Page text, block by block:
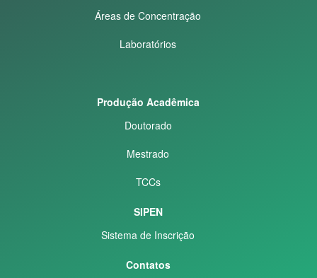
Áreas de Concentração
Laboratórios
Produção Acadêmica
Doutorado
Mestrado
TCCs
SIPEN
Sistema de Inscrição
Contatos